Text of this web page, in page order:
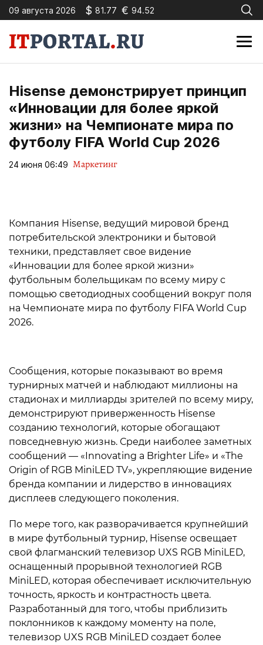
09 августа 2026 $ 81.77 € 94.52
Hisense демонстрирует принцип
«Инновации для более яркой
жизни» на Чемпионате мира по
футболу FIFA World Cup 2026
24 июня 06:49 Маркетинг
Компания Hisense, ведущий мировой бренд
потребительской электроники и бытовой
техники, представляет свое видение
«Инновации для более яркой жизни»
футбольным болельщикам по всему миру с
помощью светодиодных сообщений вокруг поля
на Чемпионате мира по футболу FIFA World Cup
2026.
Сообщения, которые показывают во время
турнирных матчей и наблюдают миллионы на
стадионах и миллиарды зрителей по всему миру,
демонстрируют приверженность Hisense
созданию технологий, которые обогащают
повседневную жизнь. Среди наиболее заметных
сообщений — «Innovating a Brighter Life» и «The
Origin of RGB MiniLED TV», укрепляющие видение
бренда компании и лидерство в инновациях
дисплеев следующего поколения.
По мере того, как разворачивается крупнейший
в мире футбольный турнир, Hisense освещает
свой флагманский телевизор UXS RGB MiniLED,
оснащенный прорывной технологией RGB
MiniLED, которая обеспечивает исключительную
точность, яркость и контрастность цвета.
Разработанный для того, чтобы приблизить
поклонников к каждому моменту на поле,
телевизор UXS RGB MiniLED создает более